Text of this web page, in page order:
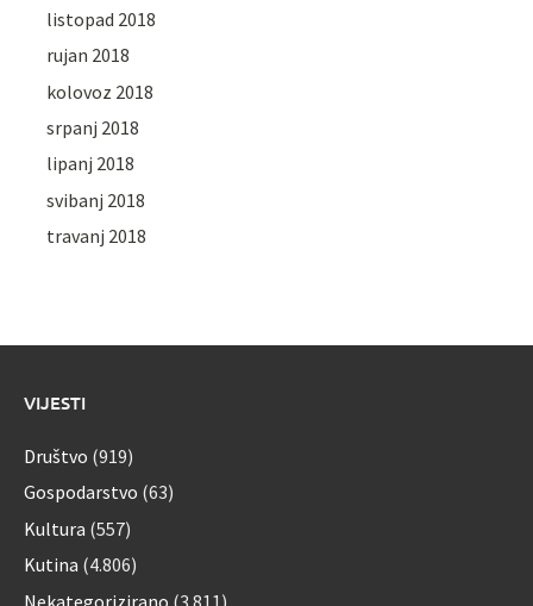
listopad 2018
rujan 2018
kolovoz 2018
srpanj 2018
lipanj 2018
svibanj 2018
travanj 2018
VIJESTI
Društvo (919)
Gospodarstvo (63)
Kultura (557)
Kutina (4.806)
Nekategorizirano (3.811)